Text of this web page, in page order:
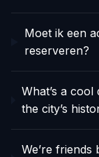
Moet ik een
reserveren?
What’s a
the city’s
We’re